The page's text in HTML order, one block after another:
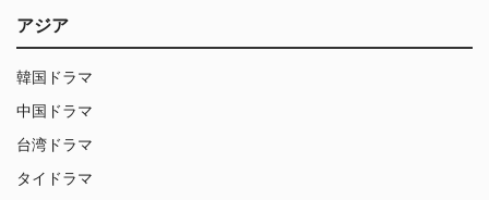
アジア
韓国ドラマ
中国ドラマ
台湾ドラマ
タイドラマ